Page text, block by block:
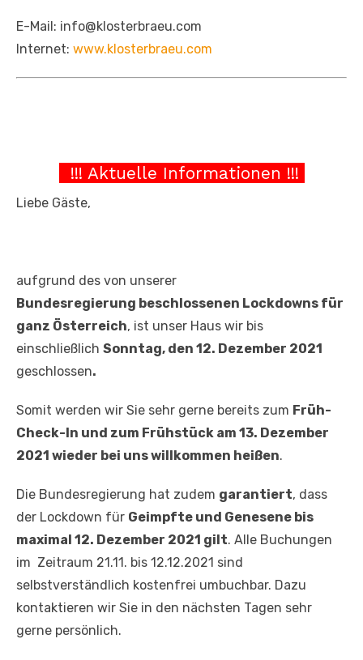
E-Mail: info@klosterbraeu.com
Internet: www.klosterbraeu.com
!!! Aktuelle Informationen !!!
Liebe Gäste,
aufgrund des von unserer
Bundesregierung beschlossenen Lockdowns für
ganz Österreich, ist unser Haus wir bis
einschließlich Sonntag, den 12. Dezember 2021
geschlossen.
Somit werden wir Sie sehr gerne bereits zum Früh-
Check-In und zum Frühstück am 13. Dezember
2021 wieder bei uns willkommen heißen.
Die Bundesregierung hat zudem garantiert, dass
der Lockdown für Geimpfte und Genesene bis
maximal 12. Dezember 2021 gilt. Alle Buchungen
im Zeitraum 21.11. bis 12.12.2021 sind
selbstverständlich kostenfrei umbuchbar. Dazu
kontaktieren wir Sie in den nächsten Tagen sehr
gerne persönlich.